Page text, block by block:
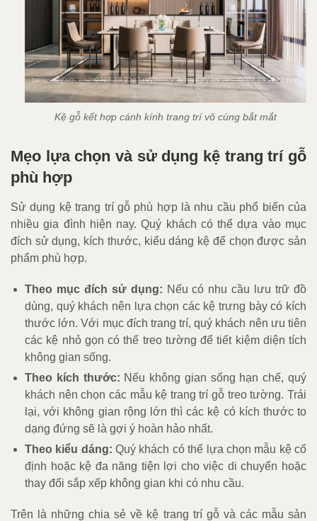
Kệ gỗ kết hợp cánh kính trang trí vô cùng bắt mắt
Mẹo lựa chọn và sử dụng kệ trang trí gỗ
phù hợp
Sử dụng kệ trang trí gỗ phù hợp là nhu cầu phổ biến của
nhiều gia đình hiện nay. Quý khách có thể dựa vào mục
đích sử dụng, kích thước, kiểu dáng kệ để chọn được sản
phẩm phù hợp.
Theo mục đích sử dụng: Nếu có nhu cầu lưu trữ đồ
dùng, quý khách nên lựa chọn các kệ trưng bày có kích
thước lớn. Với mục đích trang trí, quý khách nên ưu tiên
các kệ nhỏ gọn có thể treo tường để tiết kiệm diện tích
không gian sống.
Theo kích thước: Nếu không gian sống hạn chế, quý
khách nên chọn các mẫu kệ trang trí gỗ treo tường. Trái
lại, với không gian rộng lớn thì các kệ có kích thước to
dạng đứng sẽ là gợi ý hoàn hảo nhất.
Theo kiểu dáng: Quý khách có thể lựa chọn mẫu kệ cố
định hoặc kệ đa năng tiện lợi cho việc di chuyển hoặc
thay đổi sắp xếp không gian khi có nhu cầu.
Trên là những chia sẻ về kệ trang trí gỗ và các mẫu sản